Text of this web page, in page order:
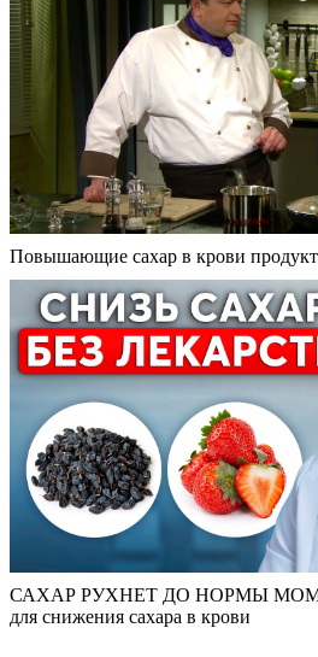
Повышающие сахар в крови
САХАР РУХНЕТ ДО НОРМЫ
для снижения сахара в крови